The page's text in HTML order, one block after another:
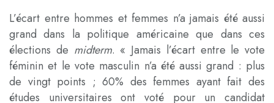
L’écart entre hommes et femmes n’a jamais été aussi
grand dans la politique américaine que dans ces
élections de midterm. « Jamais l’écart entre le vote
féminin et le vote masculin n’a été aussi grand : plus
de vingt points ; 60% des femmes ayant fait des
études universitaires ont voté pour un candidat